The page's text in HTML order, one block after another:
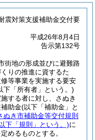
震対策支援補助金交付要
平成26年8月4日
告示第132号
街地の形成並びに避難路
りの推進に資するた
等事業を実施する要安
下「所有者」という。)
する者に対し、さぬき
助金(以下「補助金」と
ぬき市補助金等交付規則
下「規則」という。)に
めるものとする。